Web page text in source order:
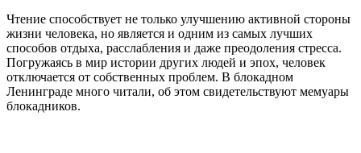
Чтение способствует не только улучшению активной стороны
жизни человека, но является и одним из самых лучших
способов отдыха, расслабления и даже преодоления стресса.
Погружаясь в мир истории других людей и эпох, человек
отключается от собственных проблем. В блокадном
Ленинграде много читали, об этом свидетельствуют мемуары
блокадников.